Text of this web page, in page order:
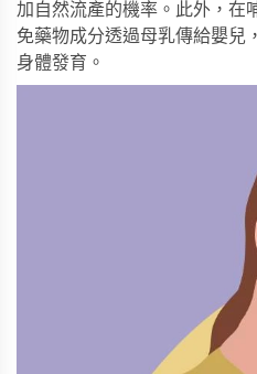
加自然流產的機率。此外，在
免藥物成分透過母乳傳給嬰兒
身體發育。